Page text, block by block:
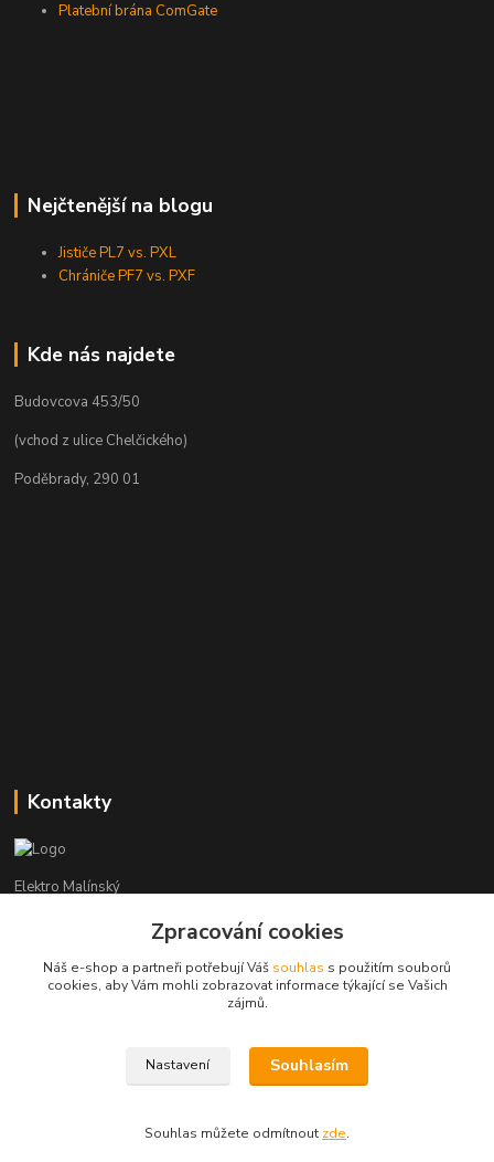
Platební brána ComGate
Nejčtenější na blogu
Jističe PL7 vs. PXL
Chrániče PF7 vs. PXF
Kde nás najdete
Budovcova 453/50
(vchod z ulice Chelčického)
Poděbrady, 290 01
Kontakty
Elektro Malínský
+420 608 255 160
(Po-Čt - 8:30-16:00, Pá - 8:30-14:00)
Zpracování cookies
Náš e-shop a partneři potřebují Váš souhlas s použitím souborů
cookies, aby Vám mohli zobrazovat informace týkající se Vašich
zájmů.
Nastavení Souhlasím
Souhlas můžete odmítnout zde.